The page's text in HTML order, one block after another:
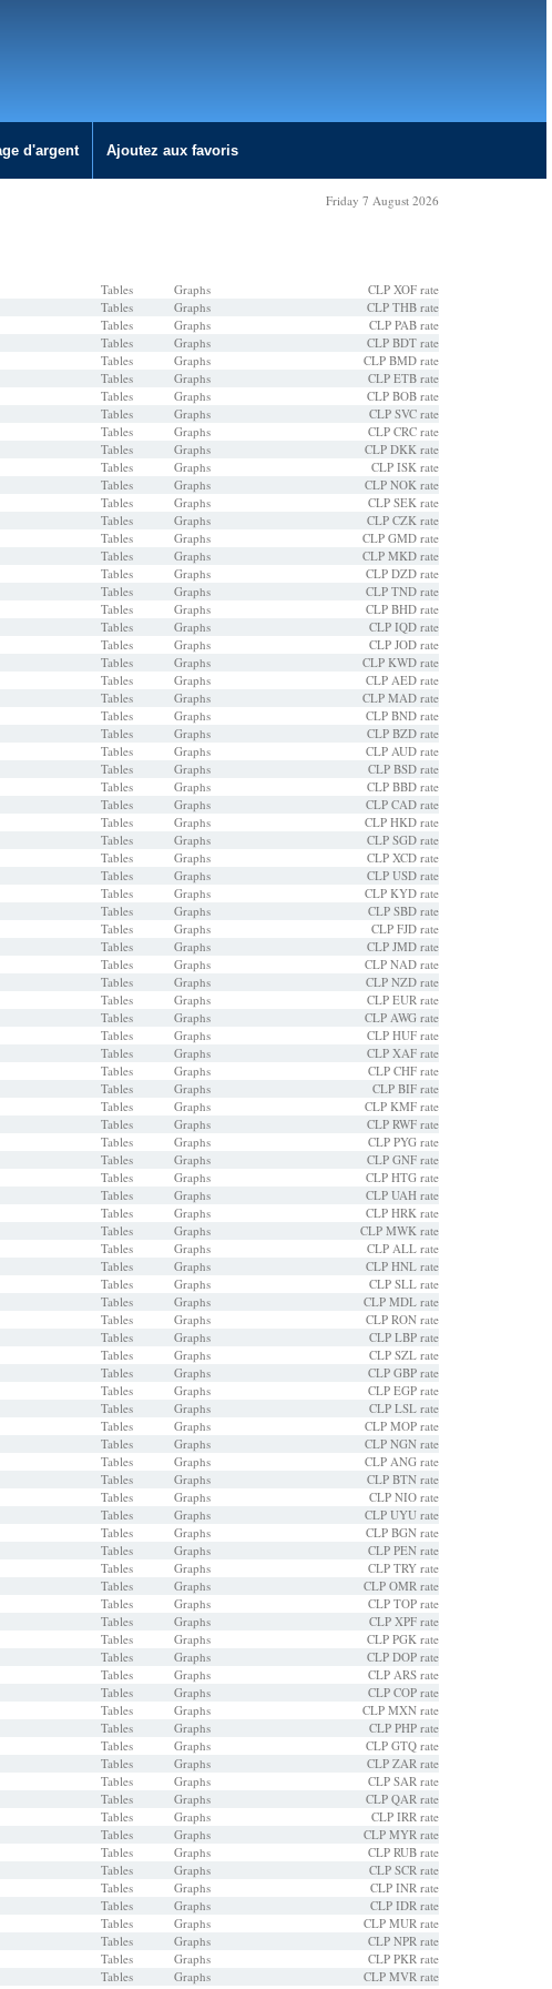
d'argent Ajoutez aux favoris
Friday 7 August 2026
Tables Graphs
CLP XOF rate
Tables Graphs
CLP THB rate
Tables Graphs
CLP PAB rate
Tables Graphs
CLP BDT rate
Tables Graphs
CLP BMD rate
Tables Graphs
CLP ETB rate
Tables Graphs
CLP BOB rate
Tables Graphs
CLP SVC rate
Tables Graphs
CLP CRC rate
Tables Graphs
CLP DKK rate
Tables Graphs
CLP ISK rate
Tables Graphs
CLP NOK rate
Tables Graphs
CLP SEK rate
Tables Graphs
CLP CZK rate
Tables Graphs
CLP GMD rate
Tables Graphs
CLP MKD rate
Tables Graphs
CLP DZD rate
Tables Graphs
CLP TND rate
Tables Graphs
CLP BHD rate
Tables Graphs
CLP IQD rate
Tables Graphs
CLP JOD rate
Tables Graphs
CLP KWD rate
Tables Graphs
CLP AED rate
Tables Graphs
CLP MAD rate
Tables Graphs
CLP BND rate
Tables Graphs
CLP BZD rate
Tables Graphs
CLP AUD rate
Tables Graphs
CLP BSD rate
Tables Graphs
CLP BBD rate
Tables Graphs
CLP CAD rate
Tables Graphs
CLP HKD rate
Tables Graphs
CLP SGD rate
Tables Graphs
CLP XCD rate
Tables Graphs
CLP USD rate
Tables Graphs
CLP KYD rate
Tables Graphs
CLP SBD rate
Tables Graphs
CLP FJD rate
Tables Graphs
CLP JMD rate
Tables Graphs
CLP NAD rate
Tables Graphs
CLP NZD rate
Tables Graphs
CLP EUR rate
Tables Graphs
CLP AWG rate
Tables Graphs
CLP HUF rate
Tables Graphs
CLP XAF rate
Tables Graphs
CLP CHF rate
Tables Graphs
CLP BIF rate
Tables Graphs
CLP KMF rate
Tables Graphs
CLP RWF rate
Tables Graphs
CLP PYG rate
Tables Graphs
CLP GNF rate
Tables Graphs
CLP HTG rate
Tables Graphs
CLP UAH rate
Tables Graphs
CLP HRK rate
Tables Graphs
CLP MWK rate
Tables Graphs
CLP ALL rate
Tables Graphs
CLP HNL rate
Tables Graphs
CLP SLL rate
Tables Graphs
CLP MDL rate
Tables Graphs
CLP RON rate
Tables Graphs
CLP LBP rate
Tables Graphs
CLP SZL rate
Tables Graphs
CLP GBP rate
Tables Graphs
CLP EGP rate
Tables Graphs
CLP LSL rate
Tables Graphs
CLP MOP rate
Tables Graphs
CLP NGN rate
Tables Graphs
CLP ANG rate
Tables Graphs
CLP BTN rate
Tables Graphs
CLP NIO rate
Tables Graphs
CLP UYU rate
Tables Graphs
CLP BGN rate
Tables Graphs
CLP PEN rate
Tables Graphs
CLP TRY rate
Tables Graphs
CLP OMR rate
Tables Graphs
CLP TOP rate
Tables Graphs
CLP XPF rate
Tables Graphs
CLP PGK rate
Tables Graphs
CLP DOP rate
Tables Graphs
CLP ARS rate
Tables Graphs
CLP COP rate
Tables Graphs
CLP MXN rate
Tables Graphs
CLP PHP rate
Tables Graphs
CLP GTQ rate
Tables Graphs
CLP ZAR rate
Tables Graphs
CLP SAR rate
Tables Graphs
CLP QAR rate
Tables Graphs
CLP IRR rate
Tables Graphs
CLP MYR rate
Tables Graphs
CLP RUB rate
Tables Graphs
CLP SCR rate
Tables Graphs
CLP INR rate
Tables Graphs
CLP IDR rate
Tables Graphs
CLP MUR rate
Tables Graphs
CLP NPR rate
Tables Graphs
CLP PKR rate
Tables Graphs
CLP MVR rate